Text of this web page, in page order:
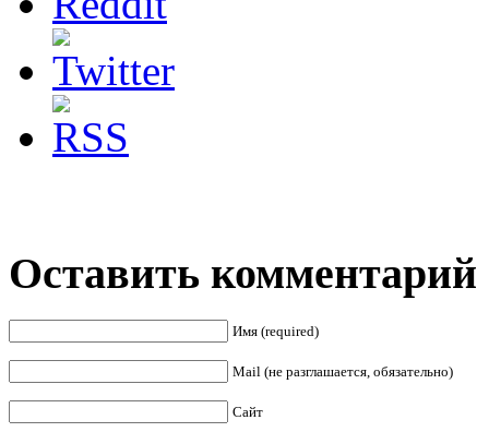
Оставить комментарий
Имя (required)
Mail (не разглашается, обязательно)
Сайт